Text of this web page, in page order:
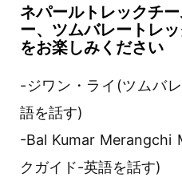
ネパールトレックチ
ー、ツムバレートレ
をお楽しみください
-ジワン・ライ(ツムバ
語を話す)
-Bal Kumar Merangchi
クガイド-英語を話す)